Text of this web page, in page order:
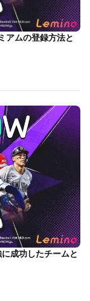
アムの登録方法と
成功したチームと